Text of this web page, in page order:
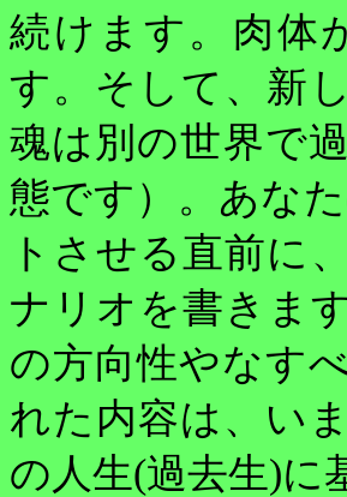
続けます。肉体
す。そして、新
魂は別の世界で
態です）。あな
トさせる直前に
ナリオを書きま
の方向性やなす
れた内容は、い
の人生(過去生)に